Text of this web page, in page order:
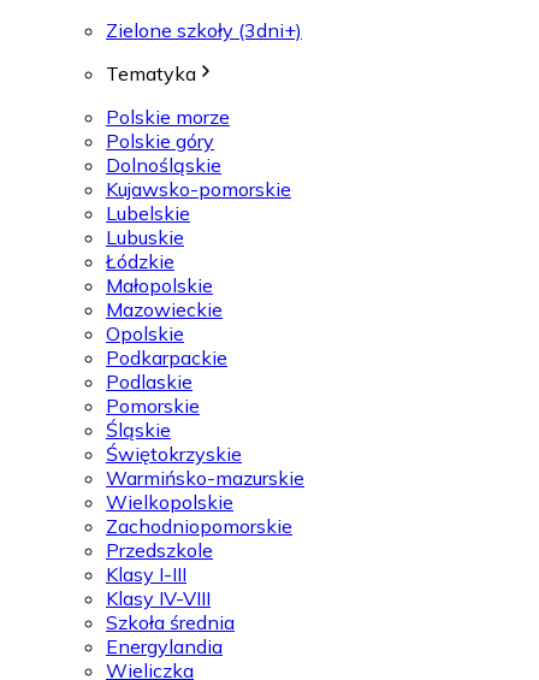
Zielone szkoły (3dni+)
Tematyka
Polskie morze
Polskie góry
Dolnośląskie
Kujawsko-pomorskie
Lubelskie
Lubuskie
Łódzkie
Małopolskie
Mazowieckie
Opolskie
Podkarpackie
Podlaskie
Pomorskie
Śląskie
Świętokrzyskie
Warmińsko-mazurskie
Wielkopolskie
Zachodniopomorskie
Przedszkole
Klasy I-III
Klasy IV-VIII
Szkoła średnia
Energylandia
Wieliczka